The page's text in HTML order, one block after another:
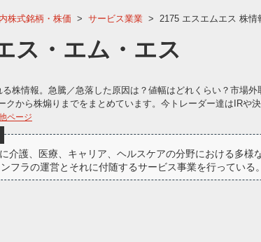
株式銘柄・株価 > サービス業業 > 2175 エスエムエス 株情
ス・エム・エス
る株情報。急騰／急落した原因は？値幅はどれくらい？市場
クから株煽りまでをまとめています。今トレーダー達はIRや
ページ
介護、医療、キャリア、ヘルスケアの分野における多
フラの運営とそれに付随するサービス事業を行っている。